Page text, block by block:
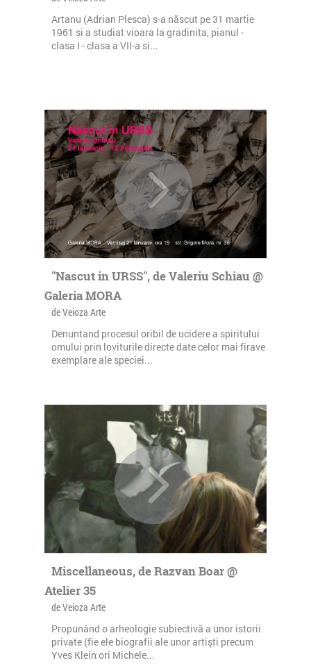
Artanu (Adrian Plesca) s-a născut pe 31 martie
1961 si a studiat vioara la gradinita, pianul -
clasa I - clasa a VII-a si...
"Nascut in URSS", de Valeriu Schiau @
Galeria MORA
de Veioza Arte
Denuntand procesul oribil de ucidere a spiritului
omului prin loviturile directe date celor mai firave
exemplare ale speciei...
Miscellaneous, de Razvan Boar @
Atelier 35
de Veioza Arte
Propunând o arheologie subiectivă a unor istorii
private (fie ele biografii ale unor artişti precum
Yves Klein ori Michele...